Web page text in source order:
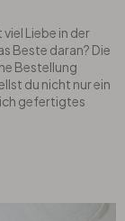
Liebe in der
Beste daran? Die
Bestellung
du nicht nur ein
gefertigtes